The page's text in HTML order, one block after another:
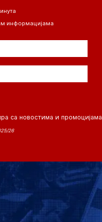
информацијама
са новостима и промоцијама
26